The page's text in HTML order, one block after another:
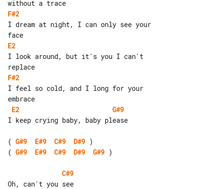
F#2
I dream at night, I can only see your
E2
I look around, but it's you I can't
F#2
I feel so cold, and I long for your
E2
G#9
I keep crying baby, baby please
( G#9 E#9 C#9 D#9
( G#9 E#9 C#9 D#9 G#9 )
C#9